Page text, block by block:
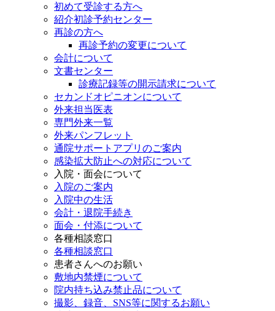
初めて受診する方へ
紹介初診予約センター
再診の方へ
再診予約の変更について
会計について
文書センター
診療記録等の開示請求について
セカンドオピニオンについて
外来担当医表
専門外来一覧
外来パンフレット
通院サポートアプリのご案内
感染拡大防止への対応について
入院・面会について
入院のご案内
入院中の生活
会計・退院手続き
面会・付添について
各種相談窓口
各種相談窓口
患者さんへのお願い
敷地内禁煙について
院内持ち込み禁止品について
撮影、録音、SNS等に関するお願い